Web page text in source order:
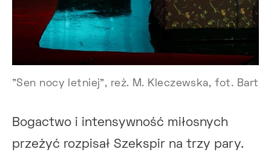
"Sen nocy letniej", reż. M. Kleczewska, fot. Bart
Bogactwo i intensywność miłosnych
przeżyć rozpisał Szekspir na trzy pary.